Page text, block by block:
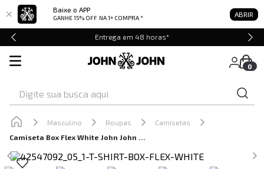
Baixe o APP
GANHE 15% OFF NA 1ª COMPRA * ABRIR
Entrega em 48 horas*
0
Masculino Roupas
Camisetas
Camiseta Box Flex White John John Masculina